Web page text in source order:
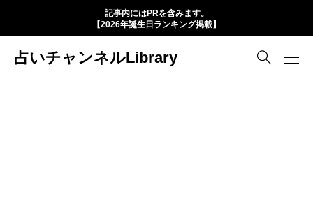
記事内にはPRを含みます。
【2026年誕生日ランキング掲載】
占いチャンネルLibrary 